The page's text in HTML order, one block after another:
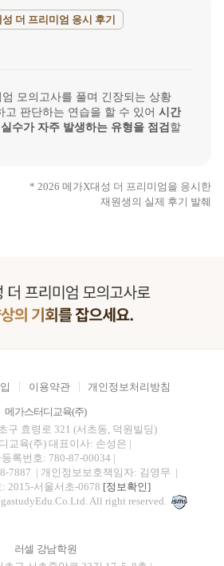
더 프리미엄 응시 후기
모의고사를 풀며 긴장되는 상황
고 판단하는 연습을 할 수 있어 시간
수가 자주 발생하는 유형을 점검 할
* 2026 메가X대성 더 프리미엄을 응시한
재원생의 실제 후기 발췌
이용약관 개인정보처리방침
메가스터디교육(주)
구 효령로 321 (서초동, 덕원빌딩)
교육(주) 대표이사: 손성은 |
록번호: 780-87-00034 |
7887 | 개인정보보호책임자: 김영무 |
2015-서울서초-0678 [정보확인]
All right reserved.
러셀 강남학원